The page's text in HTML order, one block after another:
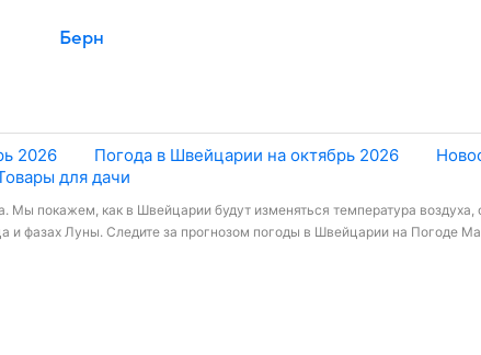
Берн
2026 Погода в Швейцарии на октябрь 2026
для дачи
покажем, как в Швейцарии будут изменяться температура воздуха,
и фазах Луны. Следите за прогнозом погоды в Швейцарии на Погоде